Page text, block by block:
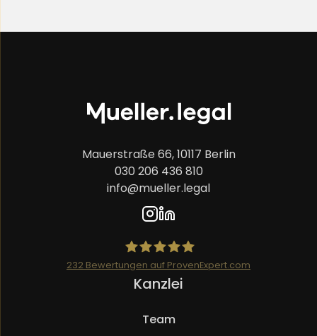
Mauerstraße 66, 10117 Berlin
030 206 436 810
info@mueller.legal
Mueller.legal
232 Bewertungen auf ProvenExpert.com
Kanzlei
Team